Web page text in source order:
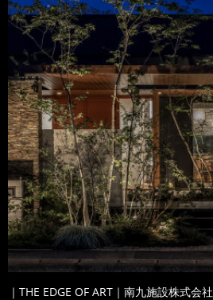
｜THE EDGE OF ART｜南九施設株式会社